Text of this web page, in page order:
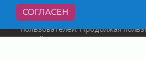
данными о прошлых
персонализации сервисов и
пользователей. Продолжая
сайтом, вы подтверждаете
СОГЛАСЕН